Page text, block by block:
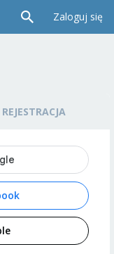
Zaloguj się
REJESTRACJA